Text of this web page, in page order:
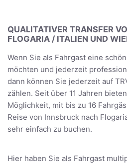
QUALITATIVER TRANSFER
FLOGARIA / ITALIEN UND
Wenn Sie als Fahrgast eine
möchten und jederzeit
dann können Sie jederzeit auf
zählen. Seit über 11 Jahren
Möglichkeit, mit bis zu 16
Reise von Innsbruck nach
sehr einfach zu buchen.
Hier haben Sie als Fahrgast